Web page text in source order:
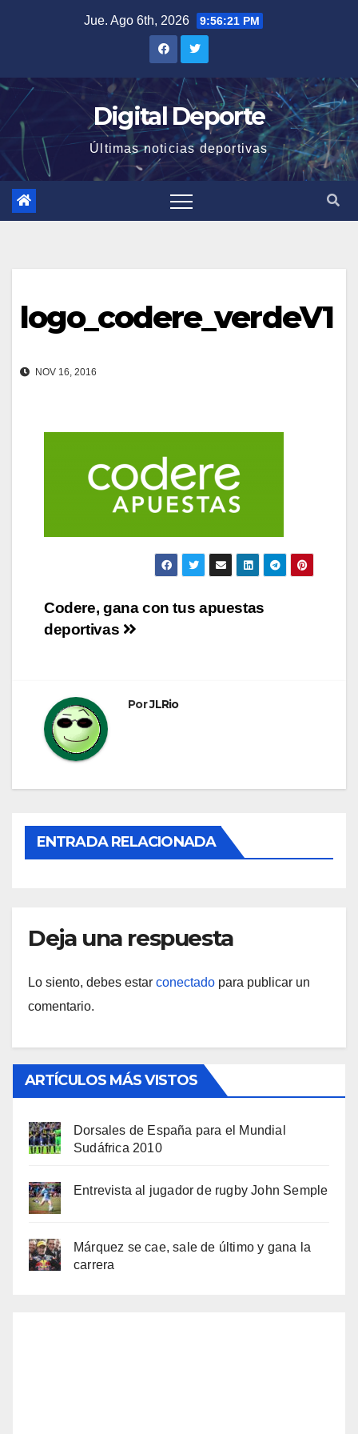
Jue. Ago 6th, 2026 9:56:22 PM
Digital Deporte
Últimas noticias deportivas
logo_codere_verdeV1
NOV 16, 2016
Navegación
de
Codere, gana con tus apuestas
deportivas
PorJLRio
ENTRADA RELACIONADA
Deja una respuesta
Lo siento, debes estar conectado para publicar un
comentario.
ARTÍCULOS MÁS VISTOS
Dorsales de España para el Mundial
Sudáfrica 2010
Entrevista al jugador de rugby John Semple
Márquez se cae, sale de último y gana la
carrera